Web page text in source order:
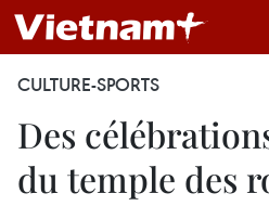
CULTURE-SPORTS
Des
du temple des